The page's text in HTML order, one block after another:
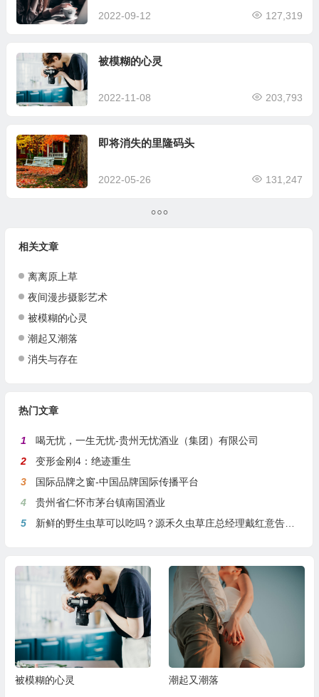
2022-09-12 127,319
被模糊的心灵
2022-11-08 203,793
即将消失的里隆码头
2022-05-26 131,247
相关文章
离离原上草
夜间漫步摄影艺术
被模糊的心灵
潮起又潮落
消失与存在
热门文章
1
喝无忧，一生无忧-贵州无忧酒业（集团）有限公司
2
变形金刚4：绝迹重生
3
国际品牌之窗-中国品牌国际传播平台
4
贵州省仁怀市茅台镇南国酒业
5
新鲜的野生虫草可以吃吗？源禾久虫草庄总经理戴红意告诉你
被模糊的心灵 潮起又潮落